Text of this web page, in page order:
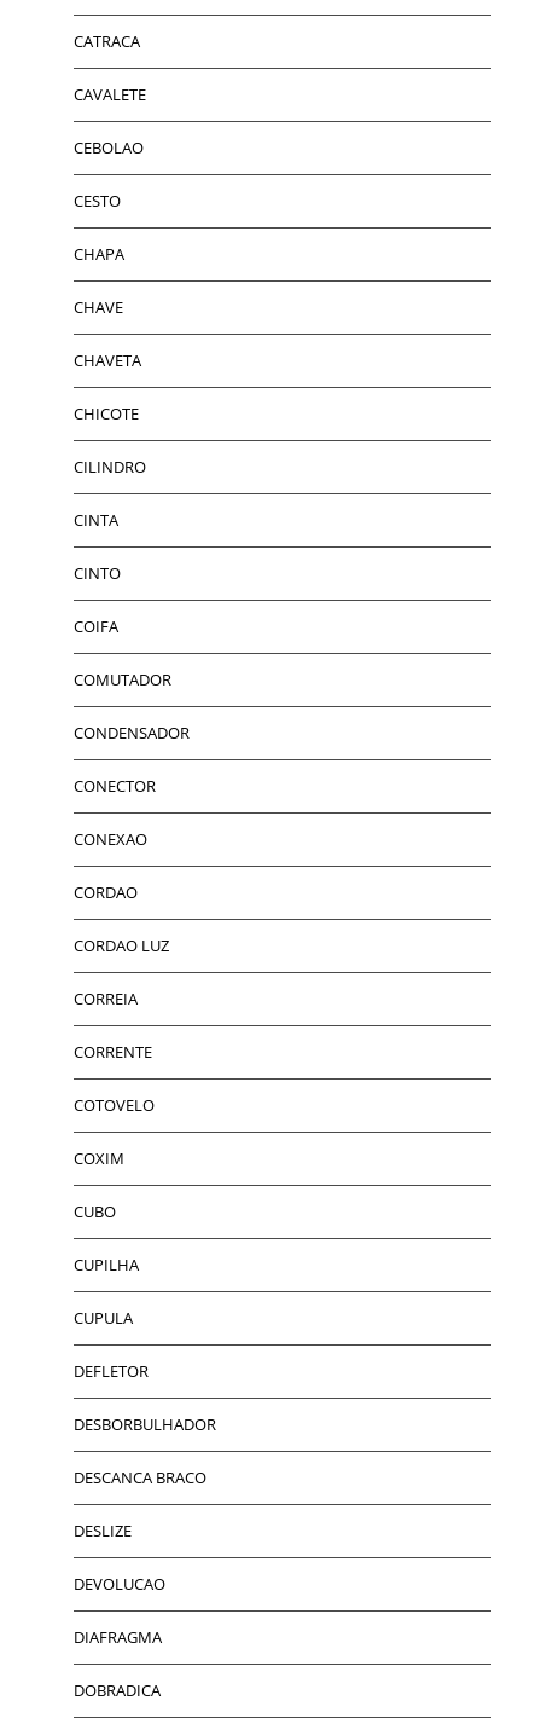
CATRACA
CAVALETE
CEBOLAO
CESTO
CHAPA
CHAVE
CHAVETA
CHICOTE
CILINDRO
CINTA
CINTO
COIFA
COMUTADOR
CONDENSADOR
CONECTOR
CONEXAO
CORDAO
CORDAO LUZ
CORREIA
CORRENTE
COTOVELO
COXIM
CUBO
CUPILHA
CUPULA
DEFLETOR
DESBORBULHADOR
DESCANCA BRACO
DESLIZE
DEVOLUCAO
DIAFRAGMA
DOBRADICA